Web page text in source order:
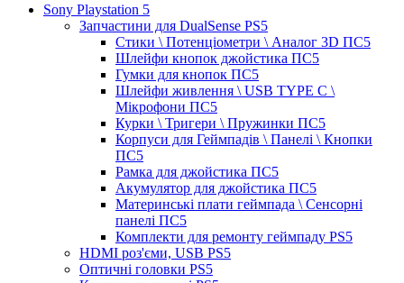
Sony Playstation 5
Запчастини для DualSense PS5
Стики \ Потенціометри \ Аналог 3D ПС5
Шлейфи кнопок джойстика ПС5
Гумки для кнопок ПС5
Шлейфи живлення \ USB TYPE C \
Мікрофони ПС5
Курки \ Тригери \ Пружинки ПС5
Корпуси для Геймпадів \ Панелі \ Кнопки
ПС5
Рамка для джойстика ПС5
Акумулятор для джойстика ПС5
Материнські плати геймпада \ Сенсорні
панелі ПС5
Комплекти для ремонту геймпаду PS5
HDMI роз'єми, USB PS5
Оптичні головки PS5